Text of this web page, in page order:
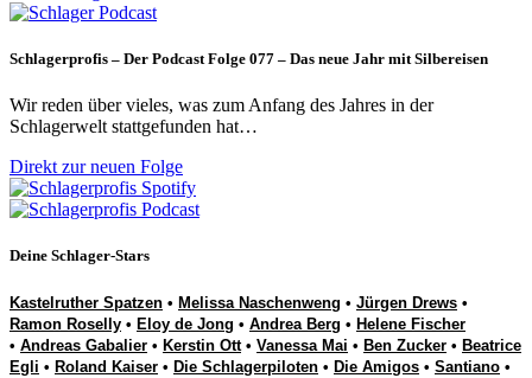
Schlagerprofis – Der Podcast Folge 077 – Das neue Jahr mit Silbereisen
Wir reden über vieles, was zum Anfang des Jahres in der
Schlagerwelt stattgefunden hat…
Direkt zur neuen Folge
Deine Schlager-Stars
Kastelruther Spatzen • Melissa Naschenweng • Jürgen Drews •
Ramon Roselly • Eloy de Jong • Andrea Berg • Helene Fischer
• Andreas Gabalier • Kerstin Ott• Vanessa Mai • Ben Zucker • Beatrice
Egli • Roland Kaiser • Die Schlagerpiloten • Die Amigos • Santiano •